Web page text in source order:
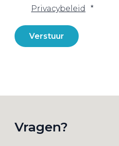
Privacybeleid
Verstuur
Vragen?